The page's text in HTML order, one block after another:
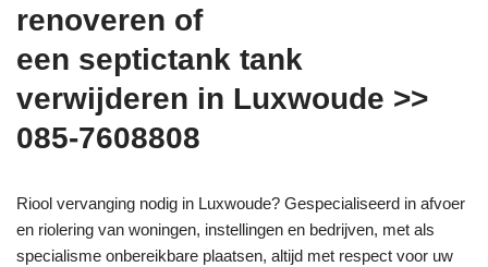
renoveren of
een septictank tank
verwijderen in Luxwoude >>
085-7608808
Riool vervanging nodig in Luxwoude? Gespecialiseerd in afvoer
en riolering van woningen, instellingen en bedrijven, met als
specialisme onbereikbare plaatsen, altijd met respect voor uw